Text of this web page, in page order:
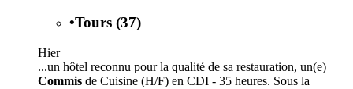
•Tours (37)
Hier
...un hôtel reconnu pour la qualité de sa restauration, un(e)
Commis de Cuisine (H/F) en CDI - 35 heures. Sous la